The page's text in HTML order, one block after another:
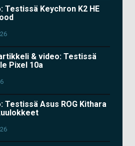
Testissä Keychron K2 HE
& video: Testissä
Pixel 10a
Testissä Asus ROG Kithara